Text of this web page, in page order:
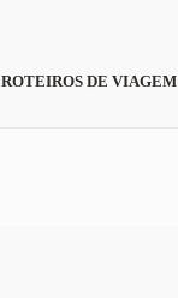
ROTEIROS DE VIAGEM